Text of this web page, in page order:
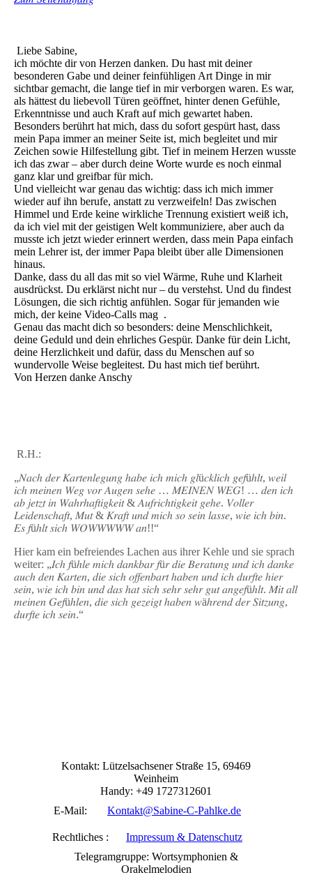
Liebe Sabine,
ich möchte dir von Herzen danken. Du hast mit deiner
besonderen Gabe und deiner feinfühligen Art Dinge in mir
sichtbar gemacht, die lange tief in mir verborgen waren. Es war,
als hättest du liebevoll Türen geöffnet, hinter denen Gefühle,
Erkenntnisse und auch Kraft auf mich gewartet haben.
Besonders berührt hat mich, dass du sofort gespürt hast, dass
mein Papa immer an meiner Seite ist, mich begleitet und mir
Zeichen sowie Hilfestellung gibt. Tief in meinem Herzen wusste
ich das zwar – aber durch deine Worte wurde es noch einmal
ganz klar und greifbar für mich.
Und vielleicht war genau das wichtig: dass ich mich immer
wieder auf ihn berufe, anstatt zu verzweifeln! Das zwischen
Himmel und Erde keine wirkliche Trennung existiert weiß ich,
da ich viel mit der geistigen Welt kommuniziere, aber auch da
musste ich jetzt wieder erinnert werden, dass mein Papa einfach
mein Lehrer ist, der immer Papa bleibt über alle Dimensionen
hinaus.
Danke, dass du all das mit so viel Wärme, Ruhe und Klarheit
ausdrückst. Du erklärst nicht nur – du verstehst. Und du findest
Lösungen, die sich richtig anfühlen. Sogar für jemanden wie
mich, der keine Video-Calls mag .
Genau das macht dich so besonders: deine Menschlichkeit,
deine Geduld und dein ehrliches Gespür. Danke für dein Licht,
deine Herzlichkeit und dafür, dass du Menschen auf so
wundervolle Weise begleitest. Du hast mich tief berührt.
Von Herzen danke Anschy
R.H.:
„𝑁𝑎𝑐ℎ 𝑑𝑒𝑟 𝐾𝑎𝑟𝑡𝑒𝑛𝑙𝑒𝑔𝑢𝑛𝑔 ℎ𝑎𝑏𝑒 𝑖𝑐ℎ 𝑚𝑖𝑐ℎ 𝑔𝑙ü𝑐𝑘𝑙𝑖𝑐ℎ 𝑔𝑒𝑓üℎ𝑙𝑡, 𝑤𝑒𝑖𝑙
𝑖𝑐ℎ 𝑚𝑒𝑖𝑛𝑒𝑛 𝑊𝑒𝑔 𝑣𝑜𝑟 𝐴𝑢𝑔𝑒𝑛 𝑠𝑒ℎ𝑒 … 𝑀𝐸𝐼𝑁𝐸𝑁 𝑊𝐸𝐺! … 𝑑𝑒𝑛 𝑖𝑐ℎ
𝑎𝑏 𝑗𝑒𝑡𝑧𝑡 𝑖𝑛 𝑊𝑎ℎ𝑟ℎ𝑎𝑓𝑡𝑖𝑔𝑘𝑒𝑖𝑡 & 𝐴𝑢𝑓𝑟𝑖𝑐ℎ𝑡𝑖𝑔𝑘𝑒𝑖𝑡 𝑔𝑒ℎ𝑒. 𝑉𝑜𝑙𝑙𝑒𝑟
𝐿𝑒𝑖𝑑𝑒𝑛𝑠𝑐ℎ𝑎𝑓𝑡, 𝑀𝑢𝑡 & 𝐾𝑟𝑎𝑓𝑡 𝑢𝑛𝑑 𝑚𝑖𝑐ℎ 𝑠𝑜 𝑠𝑒𝑖𝑛 𝑙𝑎𝑠𝑠𝑒, 𝑤𝑖𝑒 𝑖𝑐ℎ 𝑏𝑖𝑛.
𝐸𝑠 𝑓üℎ𝑙𝑡 𝑠𝑖𝑐ℎ 𝑊𝑂𝑊𝑊𝑊𝑊𝑊 𝑎𝑛!!“
Hier kam ein befreiendes Lachen aus ihrer Kehle und sie sprach
weiter: „𝐼𝑐ℎ 𝑓üℎ𝑙𝑒 𝑚𝑖𝑐ℎ 𝑑𝑎𝑛𝑘𝑏𝑎𝑟 𝑓ü𝑟 𝑑𝑖𝑒 𝐵𝑒𝑟𝑎𝑡𝑢𝑛𝑔 𝑢𝑛𝑑 𝑖𝑐ℎ 𝑑𝑎𝑛𝑘𝑒
𝑎𝑢𝑐ℎ 𝑑𝑒𝑛 𝐾𝑎𝑟𝑡𝑒𝑛, 𝑑𝑖𝑒 𝑠𝑖𝑐ℎ 𝑜𝑓𝑓𝑒𝑛𝑏𝑎𝑟𝑡 ℎ𝑎𝑏𝑒𝑛 𝑢𝑛𝑑 𝑖𝑐ℎ 𝑑𝑢𝑟𝑓𝑡𝑒 ℎ𝑖𝑒𝑟
𝑠𝑒𝑖𝑛, 𝑤𝑖𝑒 𝑖𝑐ℎ 𝑏𝑖𝑛 𝑢𝑛𝑑 𝑑𝑎𝑠 ℎ𝑎𝑡 𝑠𝑖𝑐ℎ 𝑠𝑒ℎ𝑟 𝑠𝑒ℎ𝑟 𝑔𝑢𝑡 𝑎𝑛𝑔𝑒𝑓üℎ𝑙𝑡. 𝑀𝑖𝑡 𝑎𝑙𝑙
𝑚𝑒𝑖𝑛𝑒𝑛 𝐺𝑒𝑓üℎ𝑙𝑒𝑛, 𝑑𝑖𝑒 𝑠𝑖𝑐ℎ 𝑔𝑒𝑧𝑒𝑖𝑔𝑡 ℎ𝑎𝑏𝑒𝑛 𝑤äℎ𝑟𝑒𝑛𝑑 𝑑𝑒𝑟 𝑆𝑖𝑡𝑧𝑢𝑛𝑔,
𝑑𝑢𝑟𝑓𝑡𝑒 𝑖𝑐ℎ 𝑠𝑒𝑖𝑛.“
Kontakt: Lützelsachsener Straße 15, 69469
Weinheim
Handy: +49 1727312601
E-Mail:
Kontakt@Sabine-C-Pahlke.de
Rechtliches :
Impressum & Datenschutz
Telegramgruppe: Wortsymphonien &
Orakelmelodien